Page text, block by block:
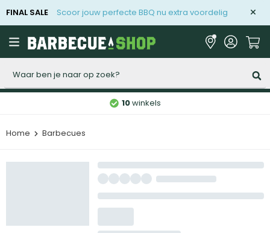
FINAL SALE Scoor jouw perfecte BBQ nu extra voordelig
10winkels
Home Barbecues